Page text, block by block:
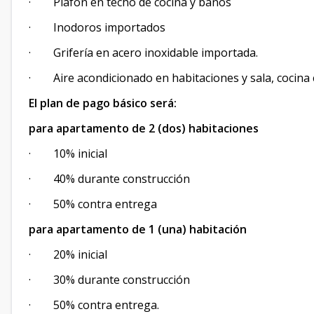
· Inodoros importados
· Grifería en acero inoxidable importada.
· Aire acondicionado en habitaciones y sala, cocina
El plan de pago básico será:
para apartamento de 2 (dos) habitaciones
· 10% inicial
· 40% durante construcción
· 50% contra entrega
para apartamento de 1 (una) habitación
· 20% inicial
· 30% durante construcción
· 50% contra entrega.